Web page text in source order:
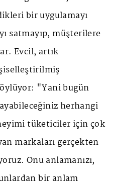
bir uygulamayı
satmayıp, müşterilere
Evcil, artık
"Yani bugün
herhangi
tüketiciler için çok
markaları gerçekten
Onu anlamanızı,
bir anlam